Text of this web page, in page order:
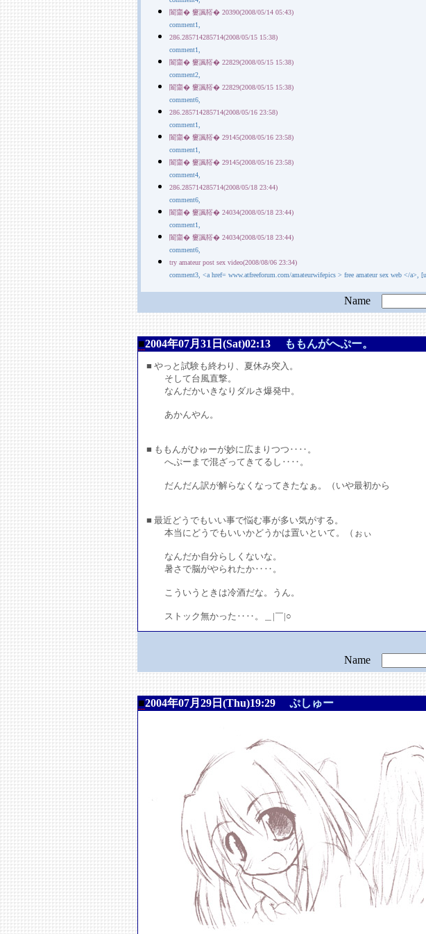
闔齏� 窶諷鞳� 20390(2008/05/14 05:43)
comment1,
286.285714285714(2008/05/15 15:38)
comment1,
闔齏� 窶諷鞳� 22829(2008/05/15 15:38)
comment2,
闔齏� 窶諷鞳� 22829(2008/05/15 15:38)
comment6,
286.285714285714(2008/05/16 23:58)
comment1,
闔齏� 窶諷鞳� 29145(2008/05/16 23:58)
comment1,
闔齏� 窶諷鞳� 29145(2008/05/16 23:58)
comment4,
286.285714285714(2008/05/18 23:44)
comment6,
闔齏� 窶諷鞳� 24034(2008/05/18 23:44)
comment1,
闔齏� 窶諷鞳� 24034(2008/05/18 23:44)
comment6,
try amateur post sex video(2008/08/06 23:34)
comment3, <a href= www.atfreeforum.com/amateurwifepics > free amateur sex web </a>,
Name
■2004年07月31日(Sat)02:13 ももんがへぷー。
■ やっと試験も終わり、夏休み突入。
そして台風直撃。
なんだかいきなりダルさ爆発中。
あかんやん。
■ ももんがひゅーが妙に広まりつつ‥‥。
へぷーまで混ざってきてるし‥‥。
だんだん訳が解らなくなってきたなぁ。（いや最初から
■ 最近どうでもいい事で悩む事が多い気がする。
本当にどうでもいいかどうかは置いといて。（ぉぃ
なんだか自分らしくないな。
暑さで脳がやられたか‥‥。
こういうときは冷酒だな。うん。
ストック無かった‥‥。＿|￣|○
Name
■2004年07月29日(Thu)19:29 ぷしゅー